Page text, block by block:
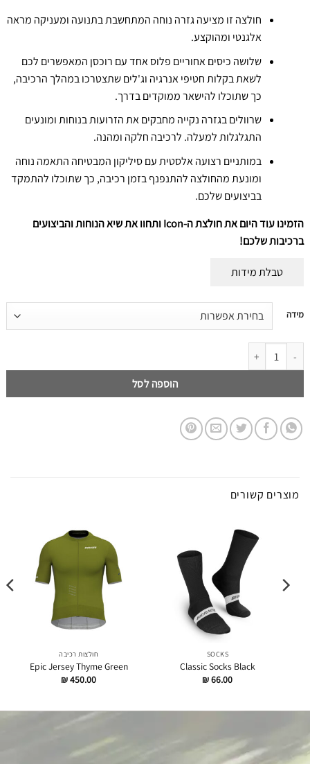
חולצה זו מציעה גזרה נוחה המתחשבת בתנועה ומעניקה מראה
אלגנטי ומהוקצע.
שלושה כיסים אחוריים פלוס אחד עם רוכסן המאפשרים לכם
לשאת בקלות חטיפי אנרגיה וג'לים שתצטרכו במהלך הרכיבה,
כך שתוכלו להישאר ממוקדים בדרך.
שרוולים בגזרה נקייה מחבקים את הזרועות בנוחות ומונעים
התגלגלות למעלה. לרכיבה חלקה ומהנה.
במותניים רצועה אלסטית עם סיליקון המבטיחה התאמה נוחה
ומונעת מהחולצה להתנפנף בזמן רכיבה, כך שתוכלו להתמקד
בביצועים שלכם.
הזמינו עוד היום את חולצת ה-Icon
ותחוו את שיא הנוחות והביצועים
ברכיבות שלכם!
טבלת מידות
מידה
לתוכן
דילוג לתוכן
הוספה לסל
מוצרים קשורים
SOCKS
Classic Socks Black
₪66.00
חולצות רכיבה
Epic Jersey Thyme Green
₪450.00